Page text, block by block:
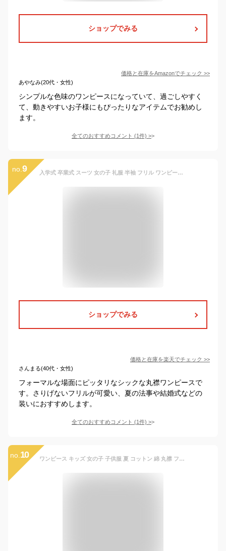
ショップでみる
価格と在庫をAmazonでチェック >>
あやなみ(20代・女性)
シンプルな色味のワンピースになっていて、過ごしやすく
て、動きやすいお子様にもぴったりなアイテムでお勧めし
ます。
全てのおすすめコメント (1件) >
no. 9 入学式 卒業式 スーツ 女の子 礼服 半袖 フリル ワンピース 女の子 フォーマル ドレス お受験 結婚式 法事 発表会 面接 喪服 冠婚葬祭 お葬式 お通夜 七五三 幼稚園 襟 長袖 丸襟 無地 黒 ブラック 子供ドレス 子供服 100 110 120 130 140 150 160 170
ショップでみる
価格と在庫を楽天でチェック >>
さんまる(40代・女性)
フォーマルな場面にピッタリなシックな丸襟ワンピースで
す。さりげないフリルが可愛い、夏の法事や結婚式などの
装いにおすすめします。
全てのおすすめコメント (1件) >
no. 10 ワンピース キッズ 女の子 子供服 夏 コットン 綿 丸襟 フリル襟 襟付き 半袖 黒 ブラック Aライン シンプル 上品 エレガント かわいい プリンセスドレス お出かけ 普段使い フォーマル